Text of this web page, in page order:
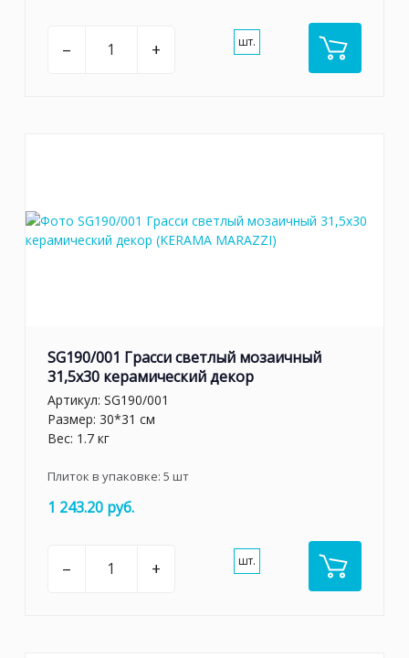
– + шт.
SG190/001 Грасси светлый мозаичный
31,5x30 керамический декор
Артикул: SG190/001
Размер: 30*31 см
Вес: 1.7 кг
Плиток в упаковке: 5 шт
1 243.20 руб.
– + шт.